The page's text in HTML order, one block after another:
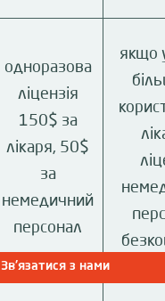
одноразова
ліцензія
150$ за
лікаря, 50$
за
немедичний
персонал
якщо
Зв'язатися з нами